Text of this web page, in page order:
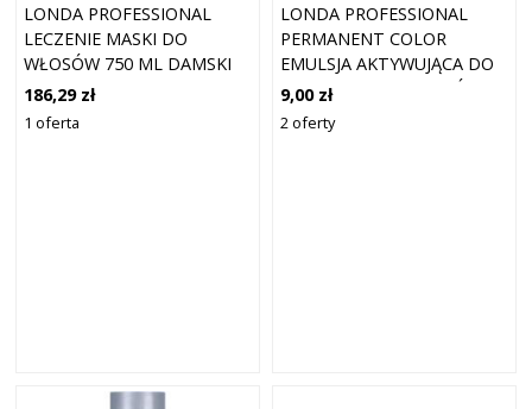
LONDA PROFESSIONAL
LECZENIE MASKI DO
WŁOSÓW 750 ML DAMSKI
186,29 zł
1 oferta
LONDA PROFESSIONAL
PERMANENT COLOR
EMULSJA AKTYWUJĄCA DO
WSZYSTKICH RODZAJÓW
WŁOSÓW 9 % / 30 VOL. 60
9,00 zł
2 oferty